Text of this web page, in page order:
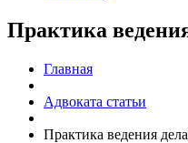
Практика
Главная
Адвоката статьи
Практика ведения